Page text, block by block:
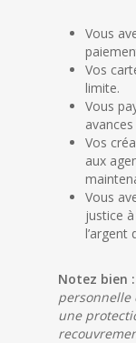
Vous
Vos
limite.
Vous
Vos
aux
Vous
justice
l’argent
Notez bien :
personnelle
une